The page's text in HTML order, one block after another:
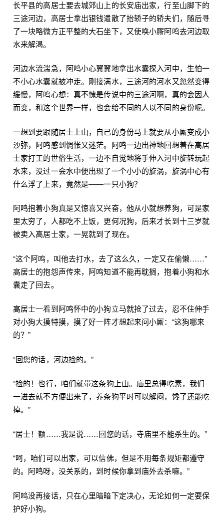
长平县的高居士要去城郊山上的长安庙出家，行至山脚下的
三途河边，高居士拿出银钱遣散了抬轿子的轿夫们，随后寻
了一块略微方正平整的大石坐下，又使唤小厮阿鸣去河边取
水来解渴。
河边水流湍急，阿鸣小心翼翼地拿出水囊探入河中，生怕一
不小心水囊就被冲走。刚接满水，三途河的河水又忽然变得
缓慢，阿鸣心想：真不愧是传说中的三途河啊，真的会因人
而变，和这个世界一样，也会给不同的人以不同的身份呢。
一想到要跟随居士上山，自己的身份马上就要从小厮变成小
沙弥，阿鸣感到惆怅又迷茫。阿鸣一边出神地回想着在高居
士家打工的世俗生活，一边不自觉地将手伸入河中旋转玩起
水来，没过一会水中便出现了一个小小的旋涡，旋涡中心有
什么浮了上来，竟然是——一只小狗？
阿鸣抱着小狗真是又惊喜又兴奋，他从小就想养狗，可是家
里太穷了，人都吃不上饭，更何况狗，后来才长到十三岁就
被卖入高居士家，一晃就到了现在。
“这个阿鸣，叫他去打水，去了这么久，一定又在偷懒……”
高居士的抱怨声传来，阿鸣知道不能再耽搁，抱着小狗和水
囊走了回去。
高居士一看到阿鸣怀中的小狗立马就抢了过去，忍不住伸手
对小狗大摸特摸，摸了好一阵才想起来问小厮：“这狗哪来
的？”
“回您的话，河边捡的。”
“捡的！也行，咱们就带这条狗上山。庙里总得吃素，我们
一进去就不方便出来了，养条狗平时可以解闷，馋了还能吃
掉。”
“居士！额……我是说……回您的话，寺庙里不能杀生的。”
“呵，咱们可以出家，可以信佛，但是不用每条规矩都遵守
的。阿鸣呀，没关系的，到时候你拿到庙外去杀嘛。”
阿鸣没再接话，只在心里暗暗下定决心，无论如何一定要保
护好小狗。